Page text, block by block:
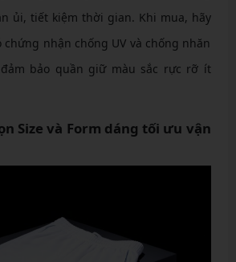
ủi, tiết kiệm thời gian. Khi mua, hãy
chứng nhận chống UV và chống nhăn
bảo quần giữ màu sắc rực rỡ ít
Size và Form dáng tối ưu vận